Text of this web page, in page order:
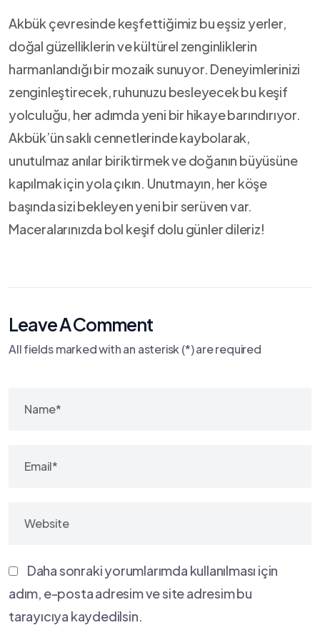
Akbük çevresinde keşfettiğimiz bu eşsiz yerler,
‍doğal güzelliklerin ve kültürel zenginliklerin
harmanlandığı bir mozaik sunuyor. Deneyimlerinizi
zenginleştirecek, ruhunuzu besleyecek bu keşif
‍yolculuğu, her adımda yeni bir hikaye barındırıyor.
Akbük’ün saklı cennetlerinde kaybolarak,‍
unutulmaz anılar biriktirmek ve doğanın büyüsüne
kapılmak için yola çıkın. Unutmayın, her köşe
başında sizi bekleyen⁢ yeni‌ bir serüven var.
Maceralarınızda bol keşif ⁣dolu‍ günler dileriz!
Leave A Comment
All fields marked with an asterisk (*) are required
Daha sonraki yorumlarımda kullanılması için
adım, e-posta adresim ve site adresim bu
tarayıcıya kaydedilsin.